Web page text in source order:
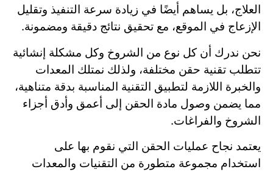
العلاج، بل يساهم أيضًا في زيادة سرعة التنفيذ وتقليل
الإزعاج في الموقع، مع تحقيق نتائج دقيقة ومضمونة.
نحن ندرك أن كل نوع من الشروخ وكل مشكلة إنشائية
تتطلب تقنية حقن مختلفة، ولذلك نمتلك المعدات
والخبرة اللازمة لتطبيق التقنية المناسبة بدقة متناهية،
مما يضمن وصول مادة الحقن إلى أعمق وأدق أجزاء
الشروخ والفراغات.
يعتمد نجاح عمليات الحقن التي نقوم بها على
استخدام مجموعة متطورة من التقنيات والمعدات